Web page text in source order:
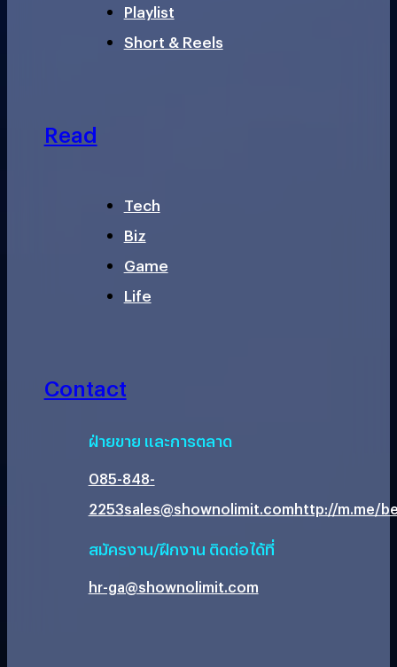
Playlist
Short & Reels
Read
Tech
Biz
Game
Life
Contact
ฝ่ายขาย และการตลาด
085-848-
2253sales@shownolimit.comhttp://m.me/
สมัครงาน/ฝึกงาน ติดต่อได้ที่
hr-ga@shownolimit.com